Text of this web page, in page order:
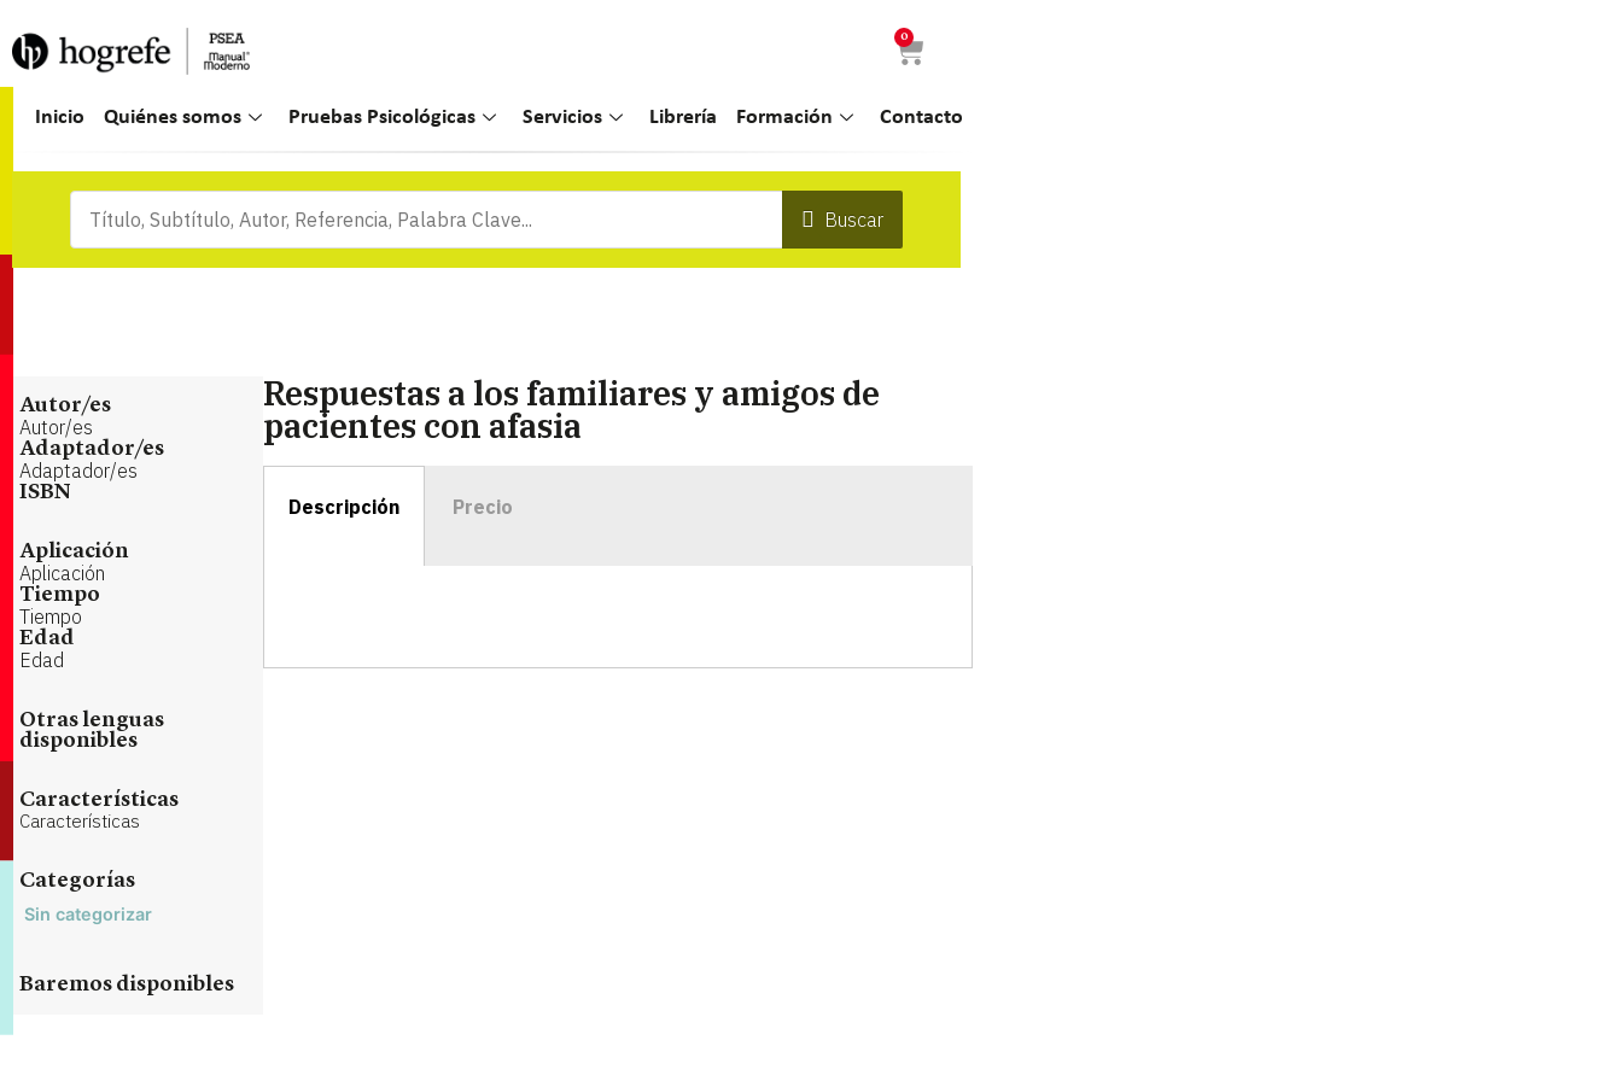
0
Inicio Quiénes somos Pruebas Psicológicas Servicios Librería Formación Contacto
Buscar
Autor/es
Autor/es
Adaptador/es
Adaptador/es
ISBN
Aplicación
Aplicación
Tiempo
Tiempo
Edad
Edad
Otras lenguas
disponibles
Características
Características
Categorías
Sin categorizar
Baremos disponibles
Respuestas a los familiares y amigos de
pacientes con afasia
Descripción Precio